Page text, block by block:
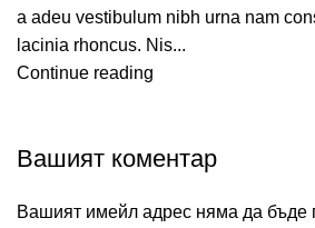
a adeu vestibulum nibh urna nam
lacinia rhoncus. Nis...
Continue reading
Вашият коментар
Вашият имейл адрес няма да бъде